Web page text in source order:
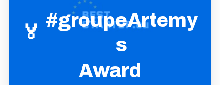
🏅
#groupeArtemy
s
Award